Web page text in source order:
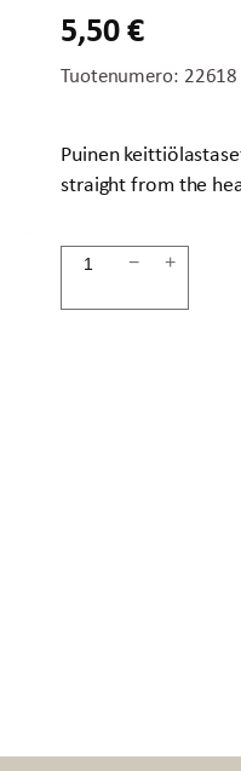
5,50€
Tuotenumero: 22618
Puinen
straight from the
Keittiölastasetti
− +